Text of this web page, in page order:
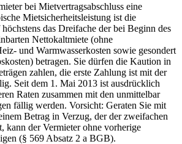
bei Mietvertragsabschluss eine
Mietsicherheitsleistung ist die
das Dreifache der bei Beginn des
Nettokaltmiete (ohne
und Warmwasserkosten sowie gesondert
betragen. Sie dürfen die Kaution in
zahlen, die erste Zahlung ist mit der
Seit dem 1. Mai 2013 ist ausdrücklich
Raten zusammen mit den unmittelbar
fällig werden. Vorsicht: Geraten Sie mit
Betrag in Verzug, der der zweifachen
kann der Vermieter ohne vorherige
(§ 569 Absatz 2 a BGB).